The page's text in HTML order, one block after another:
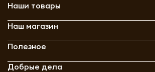
Наши товары
Наш магазин
Полезное
Добрые дела